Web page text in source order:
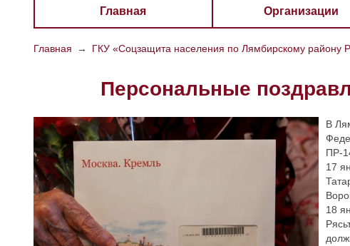
Главная Организации
Главная → ГКУ «Соцзащита населения по Лямбирскому району
Персональные
В
ПР-
17
18